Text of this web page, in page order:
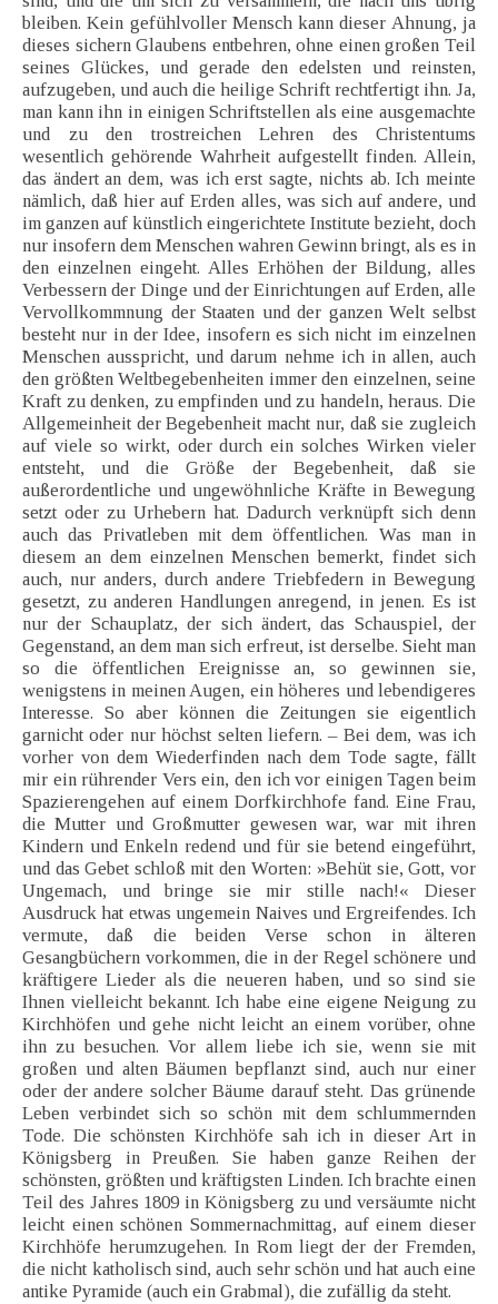
bleiben. Kein gefühlvoller Mensch kann dieser Ahnung, ja
dieses sichern Glaubens entbehren, ohne einen großen Teil
seines Glückes, und gerade den edelsten und reinsten,
aufzugeben, und auch die heilige Schrift rechtfertigt ihn. Ja,
man kann ihn in einigen Schriftstellen als eine ausgemachte
und zu den trostreichen Lehren des Christentums
wesentlich gehörende Wahrheit aufgestellt finden. Allein,
das ändert an dem, was ich erst sagte, nichts ab. Ich meinte
nämlich, daß hier auf Erden alles, was sich auf andere, und
im ganzen auf künstlich eingerichtete Institute bezieht, doch
nur insofern dem Menschen wahren Gewinn bringt, als es in
den einzelnen eingeht. Alles Erhöhen der Bildung, alles
Verbessern der Dinge und der Einrichtungen auf Erden, alle
Vervollkommnung der Staaten und der ganzen Welt selbst
besteht nur in der Idee, insofern es sich nicht im einzelnen
Menschen ausspricht, und darum nehme ich in allen, auch
den größten Weltbegebenheiten immer den einzelnen, seine
Kraft zu denken, zu empfinden und zu handeln, heraus. Die
Allgemeinheit der Begebenheit macht nur, daß sie zugleich
auf viele so wirkt, oder durch ein solches Wirken vieler
entsteht, und die Größe der Begebenheit, daß sie
außerordentliche und ungewöhnliche Kräfte in Bewegung
setzt oder zu Urhebern hat. Dadurch verknüpft sich denn
auch das Privatleben mit dem öffentlichen. Was man in
diesem an dem einzelnen Menschen bemerkt, findet sich
auch, nur anders, durch andere Triebfedern in Bewegung
gesetzt, zu anderen Handlungen anregend, in jenen. Es ist
nur der Schauplatz, der sich ändert, das Schauspiel, der
Gegenstand, an dem man sich erfreut, ist derselbe. Sieht man
so die öffentlichen Ereignisse an, so gewinnen sie,
wenigstens in meinen Augen, ein höheres und lebendigeres
Interesse. So aber können die Zeitungen sie eigentlich
garnicht oder nur höchst selten liefern. – Bei dem, was ich
vorher von dem Wiederfinden nach dem Tode sagte, fällt
mir ein rührender Vers ein, den ich vor einigen Tagen beim
Spazierengehen auf einem Dorfkirchhofe fand. Eine Frau,
die Mutter und Großmutter gewesen war, war mit ihren
Kindern und Enkeln redend und für sie betend eingeführt,
und das Gebet schloß mit den Worten: »Behüt sie, Gott, vor
Ungemach, und bringe sie mir stille nach!« Dieser
Ausdruck hat etwas ungemein Naives und Ergreifendes. Ich
vermute, daß die beiden Verse schon in älteren
Gesangbüchern vorkommen, die in der Regel schönere und
kräftigere Lieder als die neueren haben, und so sind sie
Ihnen vielleicht bekannt. Ich habe eine eigene Neigung zu
Kirchhöfen und gehe nicht leicht an einem vorüber, ohne
ihn zu besuchen. Vor allem liebe ich sie, wenn sie mit
großen und alten Bäumen bepflanzt sind, auch nur einer
oder der andere solcher Bäume darauf steht. Das grünende
Leben verbindet sich so schön mit dem schlummernden
Tode. Die schönsten Kirchhöfe sah ich in dieser Art in
Königsberg in Preußen. Sie haben ganze Reihen der
schönsten, größten und kräftigsten Linden. Ich brachte einen
Teil des Jahres 1809 in Königsberg zu und versäumte nicht
leicht einen schönen Sommernachmittag, auf einem dieser
Kirchhöfe herumzugehen. In Rom liegt der der Fremden,
die nicht katholisch sind, auch sehr schön und hat auch eine
antike Pyramide (auch ein Grabmal), die zufällig da steht.